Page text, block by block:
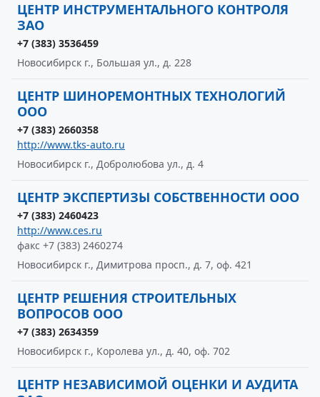
ЦЕНТР ИНСТРУМЕНТАЛЬНОГО КОНТРОЛЯ
ЗАО
+7 (383) 3536459
Новосибирск г., Большая ул., д. 228
ЦЕНТР ШИНОРЕМОНТНЫХ ТЕХНОЛОГИЙ
ООО
+7 (383) 2660358
http://www.tks-auto.ru
Новосибирск г., Добролюбова ул., д. 4
ЦЕНТР ЭКСПЕРТИЗЫ СОБСТВЕННОСТИ ООО
+7 (383) 2460423
http://www.ces.ru
факс +7 (383) 2460274
Новосибирск г., Димитрова просп., д. 7, оф. 421
ЦЕНТР РЕШЕНИЯ СТРОИТЕЛЬНЫХ
ВОПРОСОВ ООО
+7 (383) 2634359
Новосибирск г., Королева ул., д. 40, оф. 702
ЦЕНТР НЕЗАВИСИМОЙ ОЦЕНКИ И АУДИТА